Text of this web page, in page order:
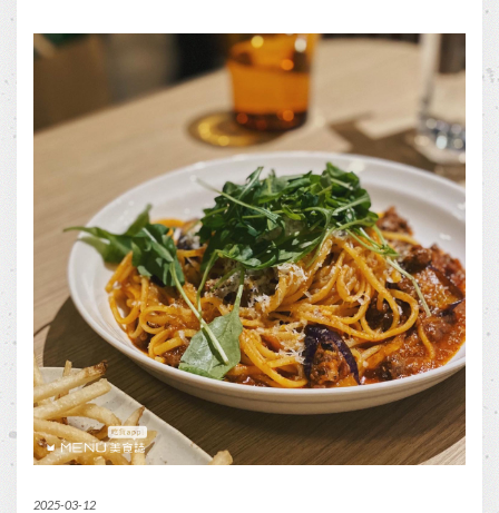
2025-03-12